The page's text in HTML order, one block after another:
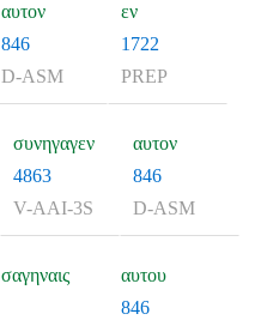
αυτον
846
D-ASM
εν
1722
PREP
συνηγαγεν
4863
V-AAI-3S
αυτον
846
D-ASM
σαγηναις
αυτου
846